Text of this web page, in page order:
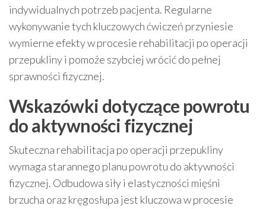
indywidualnych potrzeb pacjenta. Regularne
wykonywanie tych kluczowych ćwiczeń przyniesie
wymierne efekty w procesie rehabilitacji po operacji
przepukliny i pomoże szybciej wrócić do pełnej
sprawności fizycznej.
Wskazówki dotyczące powrotu
do aktywności fizycznej
Skuteczna rehabilitacja po operacji przepukliny
wymaga starannego planu powrotu do aktywności
fizycznej. Odbudowa siły i elastyczności mięśni
brzucha oraz kręgosłupa jest kluczowa w procesie